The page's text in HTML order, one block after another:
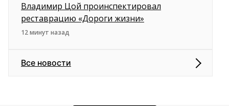
Владимир Цой проинспектировал
реставрацию «Дороги жизни»
12 минут назад
Все новости